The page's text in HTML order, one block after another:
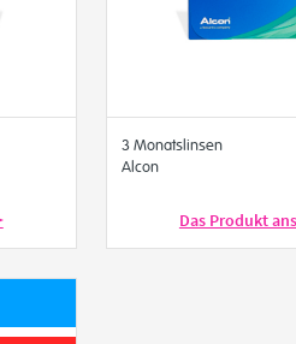
3 Monatslinsen
Alcon
Das Produkt